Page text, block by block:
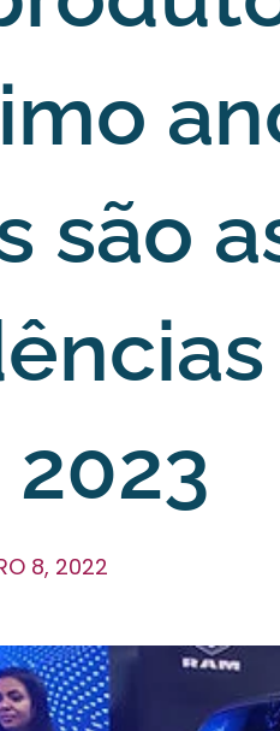
são
8, 2022